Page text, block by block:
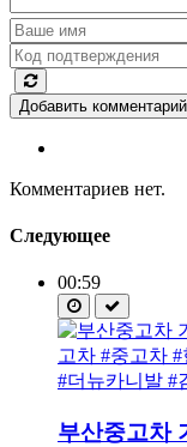
Добавить комментарий
Комментариев нет.
Следующее
00:59
부산중고차